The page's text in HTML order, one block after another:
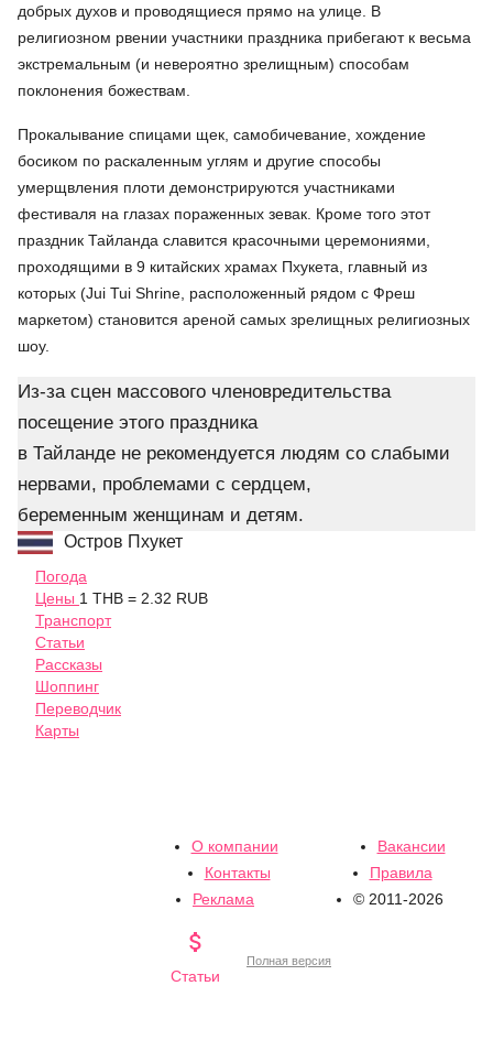
добрых духов и проводящиеся прямо на улице. В
религиозном рвении участники праздника прибегают к весьма
экстремальным (и невероятно зрелищным) способам
поклонения божествам.
Прокалывание спицами щек, самобичевание, хождение
босиком по раскаленным углям и другие способы
умерщвления плоти демонстрируются участниками
фестиваля на глазах пораженных зевак. Кроме того этот
праздник Тайланда славится красочными церемониями,
проходящими в 9 китайских храмах Пхукета, главный из
которых (Jui Tui Shrine, расположенный рядом с Фреш
маркетом) становится ареной самых зрелищных религиозных
шоу.
Из-за сцен массового членовредительства
посещение этого праздника
в Тайланде не рекомендуется людям со слабыми
нервами, проблемами с сердцем,
беременным женщинам и детям.
Остров Пхукет
Погода
Цены 1 THB = 2.32 RUB
Транспорт
Статьи
Рассказы
Шоппинг
Переводчик
Карты
О компании
Вакансии
Контакты
Правила
Реклама
© 2011-2026

Статьи
Полная версия